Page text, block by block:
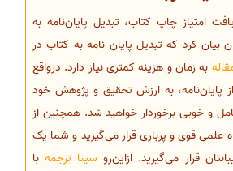
امتیاز چاپ کتاب، تبدیل پایان‌نامه به
کرد که تبدیل پایان نامه به کتاب در
به زمان و هزینه کمتری نیاز دارد. درواقع
پایان‌نامه، به ارزش تحقیق و پژوهش خود
و خوبی برخوردار خواهید شد. همچنین از
علمی قوی و پرباری قرار می‌گیرید و شما یک
قرار می‌گیرید. ازاین‌رو سینا ترجمهبا